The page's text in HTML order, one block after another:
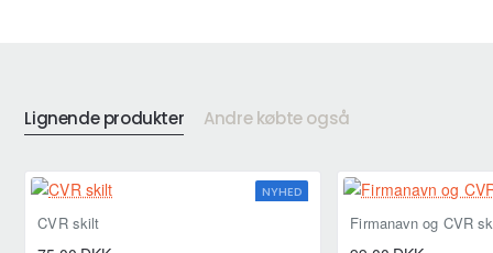
Lignende produkter Andre købte også
NYHED
CVR skilt Firmanavn og CVR